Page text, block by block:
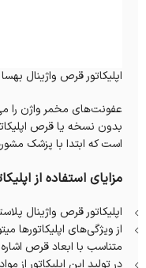
اپلیکاتور قرص واژینال بهسا
عفونت‌های مخمر واژن را
بدون نسخه يا قرص
است که ابتدا با پزشک
مزایای استفاده از
اپلیکاتور قرص واژینال
از ویژگی‌های اپلیکاتورها
متناسب با ابعاد قرص
در تولید این اپلیکاتور از